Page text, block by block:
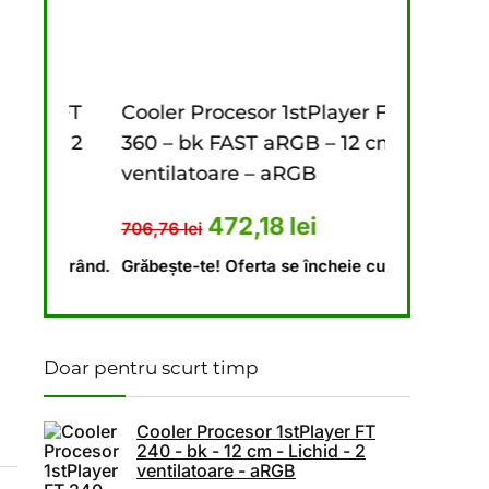
2.626,10 lei.
2.254,45 lei.
2
673,10 lei.
curent este: 448,69 lei.
Cooler Procesor 1stPlayer FT
360 – bk FAST aRGB – 12 cm – 3
ventilatoare – aRGB
706,76lei Prețul inițial a fost: 706,76
472,18leiPrețul curent este:
Grăbește-te! Oferta se încheie curând.
Doar pentru scurt timp
Cooler Procesor 1stPlayer FT
240 - bk - 12 cm - Lichid - 2
ventilatoare - aRGB